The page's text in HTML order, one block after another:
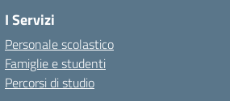
I Servizi
Personale scolastico
Famiglie e studenti
Percorsi di studio